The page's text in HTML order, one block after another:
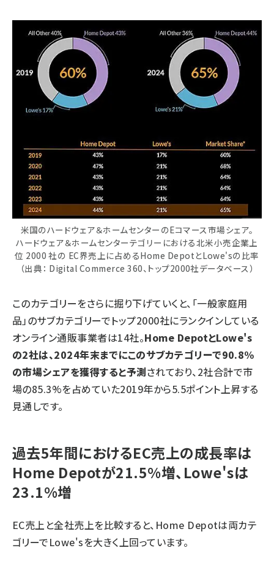
米国のハードウェア＆ホームセンターのEコマース市場シェア。
ハードウェア＆ホームセンターテゴリーにおける北米小売企業上
位 2000 社の EC界売上に占めるHome DepotとLowe'sの比率
（出典： Digital Commerce 360、トップ2000社データベース）
このカテゴリーをさらに掘り下げていくと、「一般家庭用
品」のサブカテゴリーでトップ2000社にランクインしている
オンライン通販事業者は14社。Home DepotとLowe's
の2社は、2024年末までにこのサブカテゴリーで90.8%
の市場シェアを獲得すると予測されており、2社合計で市
場の85.3%を占めていた2019年から5.5ポイント上昇する
見通しです。
過去5年間におけるEC売上の成長率は
Home Depotが21.5%増、Lowe'sは
23.1%増
EC売上と全社売上を比較すると、Home Depotは両カテ
ゴリーでLowe'sを大きく上回っています。